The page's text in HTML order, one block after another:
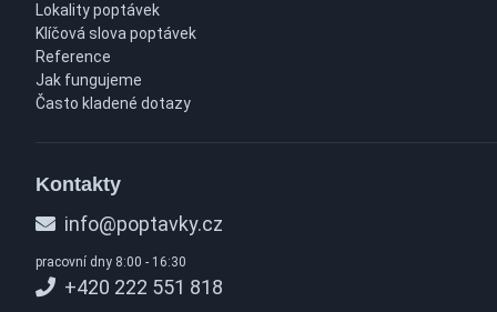
Lokality poptávek
Klíčová slova poptávek
Reference
Jak fungujeme
Často kladené dotazy
Kontakty
info@poptavky.cz
pracovní dny 8:00 - 16:30
+420 222 551 818